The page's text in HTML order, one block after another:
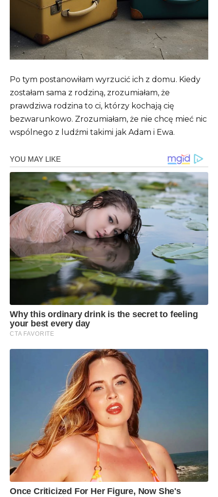
Po tym postanowiłam wyrzucić ich z domu. Kiedy
zostałam sama z rodziną, zrozumiałam, że
prawdziwa rodzina to ci, którzy kochają cię
bezwarunkowo. Zrozumiałam, że nie chcę mieć nic
wspólnego z ludźmi takimi jak Adam i Ewa.